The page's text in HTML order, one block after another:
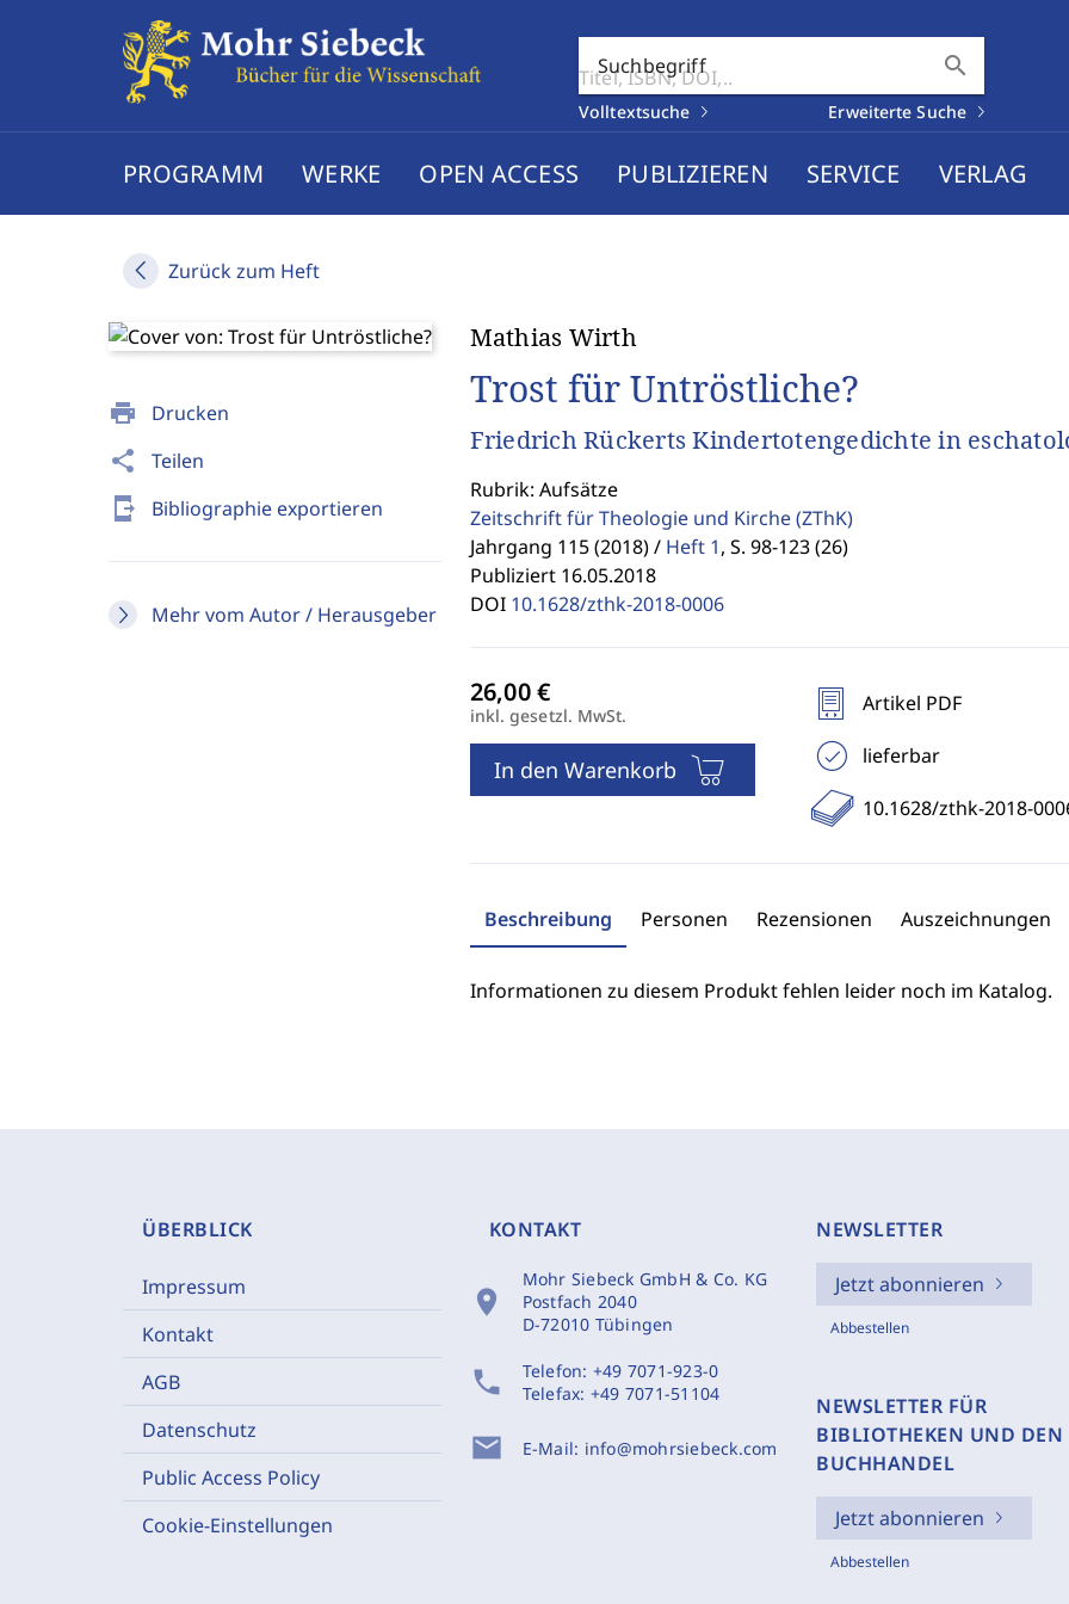
Suchbegriff search
Volltextsuche Erweiterte Suche
PROGRAMM WERKE OPEN ACCESS PUBLIZIEREN SERVICE VERLAG
Zurück zum Heft
print Drucken
share Teilen
send_to_mobile Bibliographie exportieren
Mehr vom Autor / Herausgeber
Mathias Wirth
Trost für Untröstliche?
Friedrich Rückerts Kindertotengedichte in
Rubrik: Aufsätze
Zeitschrift für Theologie und Kirche(ZThK)
Jahrgang 115 (2018) / Heft 1, S. 98-123 (26)
Publiziert 16.05.2018
DOI 10.1628/zthk-2018-0006
inkl. gesetzl. MwSt.
In den Warenkorb
Artikel PDF
lieferbar
10.1628/zthk-2018-
Beschreibung Personen Rezensionen Auszeichnungen
Informationen zu diesem Produkt fehlen leider noch im Katalog.
ÜBERBLICK
Impressum
Kontakt
AGB
Datenschutz
Public Access Policy
Cookie-Einstellungen
KONTAKT
location_on
Mohr Siebeck GmbH & Co. KG
Postfach 2040
D-72010 Tübingen
phone Telefon: +49 7071-923-0
Telefax: +49 7071-51104
mail E-Mail: info@mohrsiebeck.com
NEWSLETTER
Jetzt abonnieren
Abbestellen
NEWSLETTER FÜR
BIBLIOTHEKEN UND DEN
BUCHHANDEL
Jetzt abonnieren
Abbestellen